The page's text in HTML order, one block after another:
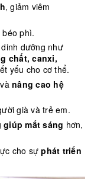
, giảm viêm
phì.
dưỡng như
chất, canxi,
yếu cho cơ thể.
nâng cao hệ
già và trẻ em.
giúp mắt sáng hơn,
cho sựphát triển